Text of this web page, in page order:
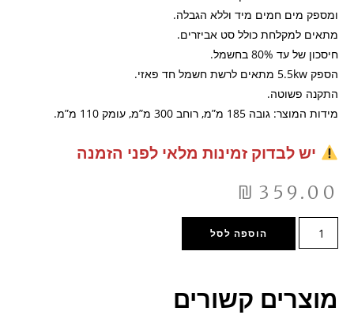
ומספק מים חמים מיד וללא הגבלה.
מתאים למקלחת כולל סט אביזרים.
חיסכון של עד 80% בחשמל.
הספק 5.5kw מתאים לרשת חשמל חד פאזי.
התקנה פשוטה.
מידות המוצר: גובה 185 מ”מ, רוחב 300 מ”מ, עומק 110 מ”מ.
יש לבדוק זמינות מלאי לפני הזמנה
₪ 359.00
הוספה לסל
מוצרים קשורים